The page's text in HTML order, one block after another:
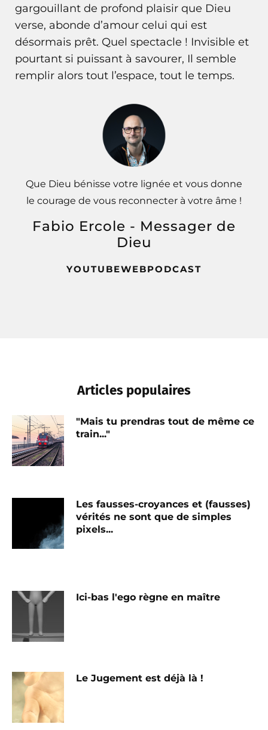
gargouillant de profond plaisir que Dieu
verse, abonde d’amour celui qui est
désormais prêt. Quel spectacle ! Invisible et
pourtant si puissant à savourer, Il semble
remplir alors tout l’espace, tout le temps.
Que Dieu bénisse votre lignée et vous donne
le courage de vous reconnecter à votre âme !
Fabio Ercole - Messager de
Dieu
YOUTUBEWEBPODCAST
Articles populaires
"Mais tu prendras tout de même ce
train..."
Les fausses-croyances et (fausses)
vérités ne sont que de simples
pixels...
Ici-bas l'ego règne en maître
Le Jugement est déjà là !